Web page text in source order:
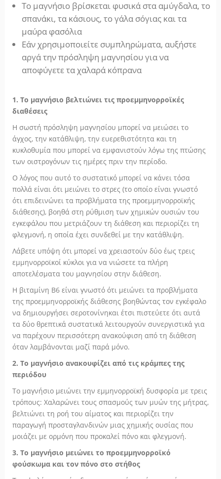
Το μαγνήσιο βρίσκεται φυσικά στα αμύγδαλα, το
σπανάκι, τα κάσιους, το γάλα σόγιας και τα
μαύρα φασόλια
Εάν χρησιμοποιείτε συμπληρώματα, αυξήστε
αργά την πρόσληψη μαγνησίου για να
αποφύγετε τα χαλαρά κόπρανα
1. Το μαγνήσιο βελτιώνει τις προεμμηνορροϊκές
διαθέσεις
Η σωστή πρόσληψη μαγνησίου μπορεί να μειώσει το
άγχος, την κατάθλιψη, την ευερεθιστότητα και τη
κυκλοθυμία που μπορεί να εμφανιστούν λόγω της πτώσης
των οιστρογόνων τις ημέρες πριν την περίοδο.
Ο λόγος που αυτό το συστατικό μπορεί να κάνει τόσα
πολλά είναι ότι μειώνει το στρες (το οποίο είναι γνωστό
ότι επιδεινώνει τα προβλήματα της προεμμηνορροϊκής
διάθεσης), βοηθά στη ρύθμιση των χημικών ουσιών του
εγκεφάλου που μετριάζουν τη διάθεση και περιορίζει τη
φλεγμονή, η οποία έχει συνδεθεί με την κατάθλιψη.
Λάβετε υπόψη ότι μπορεί να χρειαστούν δύο έως τρεις
εμμηνορροϊκοί κύκλοι για να νιώσετε τα πλήρη
αποτελέσματα του μαγνησίου στην διάθεση.
Η βιταμίνη Β6 είναι γνωστό ότι μειώνει τα προβλήματα
της προεμμηνορροϊκής διάθεσης βοηθώντας τον εγκέφαλο
να δημιουργήσει σεροτονίνηκαι έτσι πιστεύετε ότι αυτά
τα δύο θρεπτικά συστατικά λειτουργούν συνεργιστικά για
να παρέχουν περισσότερη ανακούφιση από τη διάθεση
όταν λαμβάνονται μαζί παρά μόνο.
2. Το μαγνήσιο ανακουφίζει από τις κράμπες της
περιόδου
Το μαγνήσιο μειώνει την εμμηνορροϊκή δυσφορία με τρεις
τρόπους: Χαλαρώνει τους σπασμούς των μυών της μήτρας,
βελτιώνει τη ροή του αίματος και περιορίζει την
παραγωγή προσταγλανδινών μιας χημικής ουσίας που
μοιάζει με ορμόνη που προκαλεί πόνο και φλεγμονή.
3. Το μαγνήσιο μειώνει το προεμμηνορροϊκό
φούσκωμα και τον πόνο στο στήθος